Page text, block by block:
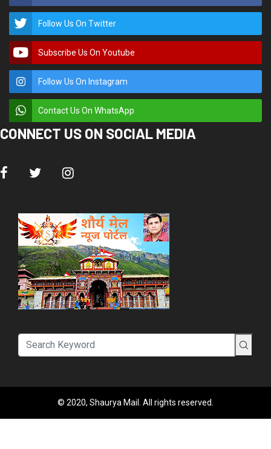
Follow Us On Twitter
Subscribe Us On Youtube
Follow Us On Instagram
Contact Us On WhatsApp
CONNECT US ON SOCIAL MEDIA
© 2020, Shaurya Mail. All rights reserved.